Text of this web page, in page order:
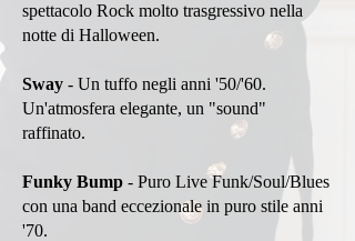
spettacolo Rock molto trasgressivo nella
notte di Halloween.
Sway - Un tuffo negli anni '50/'60.
Un'atmosfera elegante, un "sound"
raffinato.
Funky Bump - Puro Live Funk/Soul/Blues
con una band eccezionale in puro stile anni
'70.